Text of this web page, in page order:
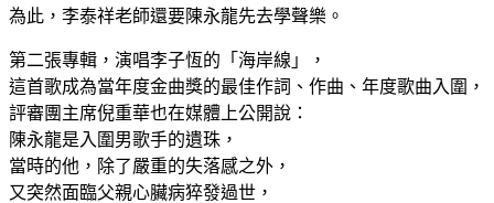
為此，李泰祥老師還要陳永龍先去學聲樂。
第二張專輯，演唱李子恆的「海岸線」，
這首歌成為當年度金曲獎的最佳作詞、作曲、年度歌曲入圍，
評審團主席倪重華也在媒體上公開說：
陳永龍是入圍男歌手的遺珠，
當時的他，除了嚴重的失落感之外，
又突然面臨父親心臟病猝發過世，